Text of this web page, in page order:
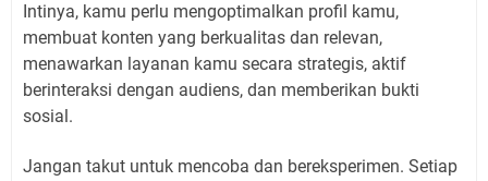
Intinya, kamu perlu mengoptimalkan profil kamu,
membuat konten yang berkualitas dan relevan,
menawarkan layanan kamu secara strategis, aktif
berinteraksi dengan audiens, dan memberikan bukti
sosial.
Jangan takut untuk mencoba dan bereksperimen. Setiap